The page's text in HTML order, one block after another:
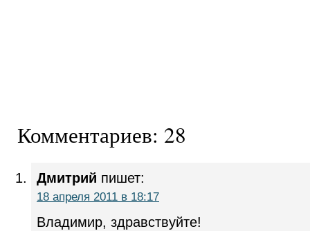
Комментариев: 28
Дмитрий пишет:
18 апреля 2011 в 18:17
Владимир, здравствуйте!